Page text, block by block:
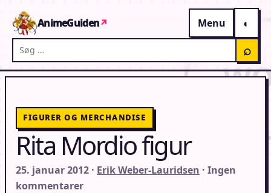
AnimeGuiden↗
Menu
Søg på AnimeGuiden
⌕
FIGURER OG MERCHANDISE
Rita Mordio figur
25. januar 2012 · Erik Weber-Lauridsen · Ingen
kommentarer